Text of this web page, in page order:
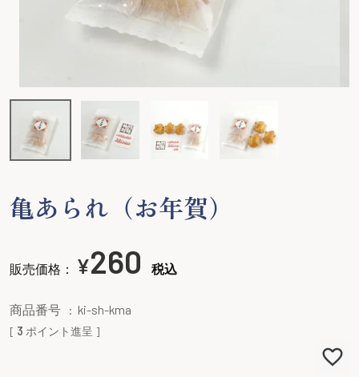
亀あられ（お年賀）
販売価格： ¥260 税込
商品番号 ki-sh-kma
[ 3 ポイント進呈 ]